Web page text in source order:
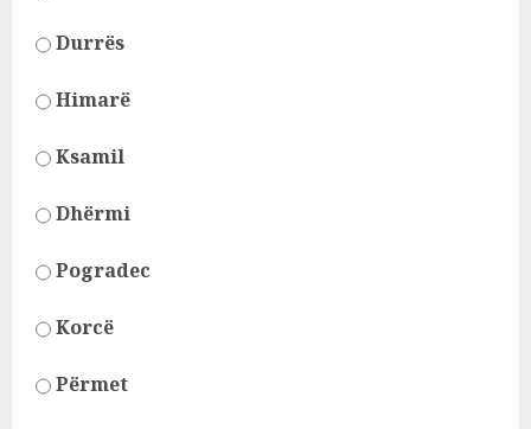
Durrës
Himarë
Ksamil
Dhërmi
Pogradec
Korcë
Përmet